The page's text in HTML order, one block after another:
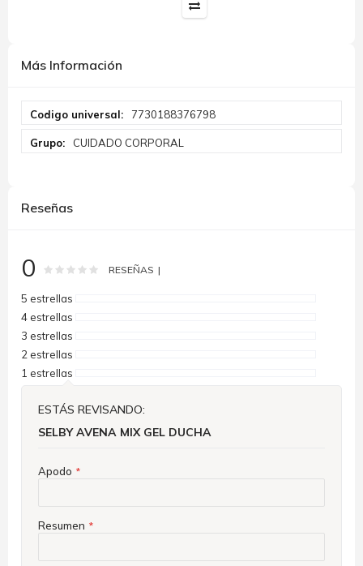
Más Información
Información
7730188376798
CUIDADO CORPORAL
Reseñas
0 Rating: % of100
RESEÑAS
5 estrellas
4 estrellas
3 estrellas
2 estrellas
1 estrellas
ESTÁS REVISANDO:
SELBY AVENA MIX GEL DUCHA
Apodo
Resumen